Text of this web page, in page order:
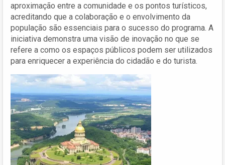
aproximação entre a comunidade e os pontos turísticos,
acreditando que a colaboração e o envolvimento da
população são essenciais para o sucesso do programa. A
iniciativa demonstra uma visão de inovação no que se
refere a como os espaços públicos podem ser utilizados
para enriquecer a experiência do cidadão e do turista.